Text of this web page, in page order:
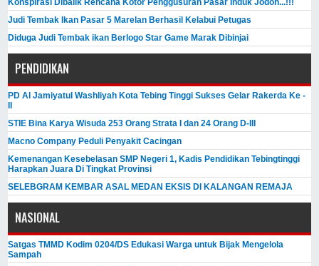
Konspirasi Dibalik Rencana Kotor Penggusuran Pasar Induk Jodoh...!!!
Judi Tembak Ikan Pasar 5 Marelan Berhasil Kelabui Petugas
Diduga Judi Tembak ikan Berlogo Star Game Marak Dibinjai
PENDIDIKAN
PD Al Jamiyatul Washliyah Kota Tebing Tinggi Sukses Gelar Rakerda Ke -
II
STIE Bina Karya Wisuda 253 Orang Strata I dan 24 Orang D-III
Macno Company Peduli Penyakit Cacingan
Kemenangan Kesebelasan SMP Negeri 1, Kadis Pendidikan Tebingtinggi
Harapkan Juara Di Tingkat Provinsi
SELEBGRAM KEMBAR ASAL MEDAN EKSIS DI KALANGAN REMAJA
NASIONAL
Satgas TMMD Kodim 0204/DS Edukasi Warga untuk Bijak Mengelola
Sampah